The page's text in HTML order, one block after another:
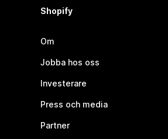
Shopify
Om
Jobba hos oss
Investerare
Press och media
Partner